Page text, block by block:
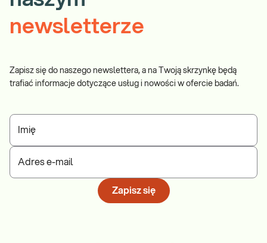
newsletterze
Zapisz się do naszego newslettera, a na Twoją skrzynkę będą
trafiać informacje dotyczące usług i nowości w ofercie badań.
Imię
Adres e-mail
Zapisz się